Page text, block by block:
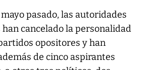
mayo pasado, las autoridades
cancelado la personalidad
opositores y han
de cinco aspirantes